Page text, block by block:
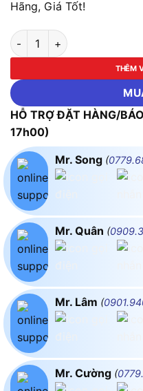
Hãng, Giá Tốt!
Cuộn Kháng Khởi Động
THÊM
HỖ TRỢ ĐẶT HÀNG/
17h00)
Mr. Song (
Mr. Quân (
Mr. Lâm (
Mr. Cường (